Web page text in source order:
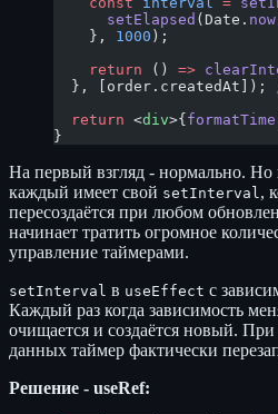
      setElapsed
(Date. now
    },
1000 );
    return
() =>
  }, [order.createdAt]);
  return
<div>{ formatTime
}
На первый взгляд - нормально. Но
каждый имеет свой setInterval,
пересоздаётся при любом
начинает тратить огромное
управление таймерами.
setInterval в useEffect с
Каждый раз когда зависимость
очищается и создаётся новый.
данных таймер фактически
Решение - useRef: